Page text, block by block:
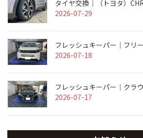
タイヤ交換｜（トヨタ）
2026-07-29
フレッシュキーパー｜フリ
2026-07-18
フレッシュキーパー｜クラ
2026-07-17